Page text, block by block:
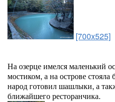
[700x525]
На озерце имелся маленький
мостиком, а на острове стояла
народ готовил шашлыки, а
ближайшего ресторанчика.